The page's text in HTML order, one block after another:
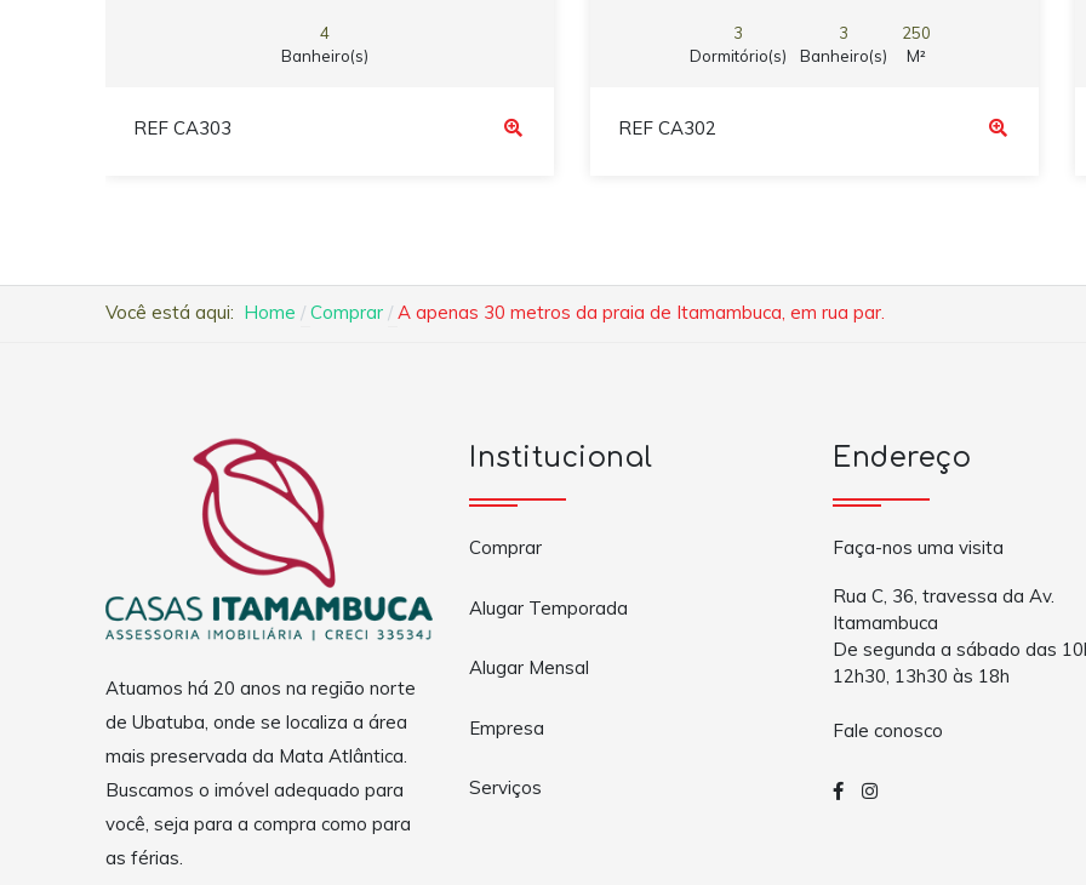
4
Banheiro(s)
REF CA303
3
Dormitório(s)
3
Banheiro(s)
250
M²
REF CA302
Você está aqui: Home Comprar A apenas 30 metros da praia de Itamambuca, em rua par.
Atuamos há 20 anos na região norte
de Ubatuba, onde se localiza a área
mais preservada da Mata Atlântica.
Buscamos o imóvel adequado para
você, seja para a compra como para
as férias.
Institucional
Comprar
Alugar Temporada
Alugar Mensal
Empresa
Serviços
Endereço
Faça-nos uma visita
Rua C, 36, travessa da Av.
Itamambuca
De segunda a sábado das
12h30, 13h30 às 18h
Fale conosco